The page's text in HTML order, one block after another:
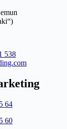
538
64
60